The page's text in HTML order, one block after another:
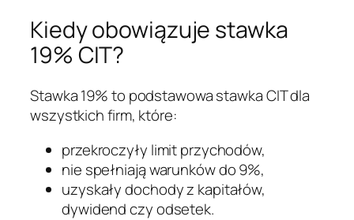
Kiedy obowiązuje stawka
19% CIT?
Stawka 19% to podstawowa stawka CIT dla
wszystkich firm, które:
przekroczyły limit przychodów,
nie spełniają warunków do 9%,
uzyskały dochody z kapitałów,
dywidend czy odsetek.